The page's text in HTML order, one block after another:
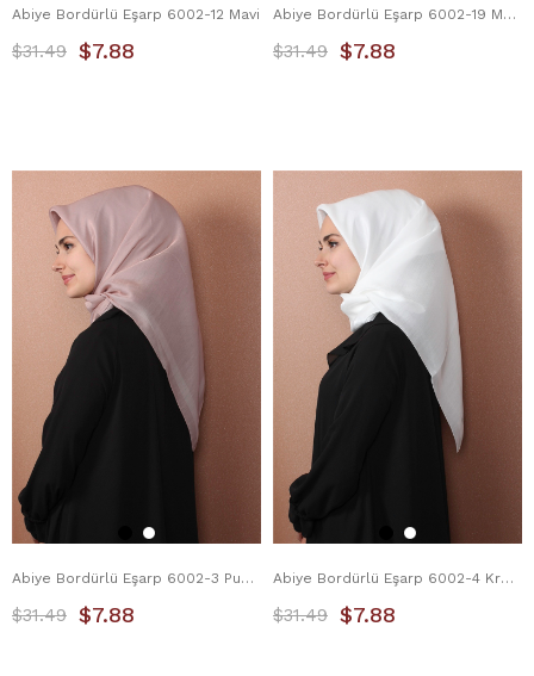
Abiye Bordürlü Eşarp 6002-12 Mavi
$7.88
$31.49
Abiye Bordürlü Eşarp 6002-19 Mürdüm
$7.88
$31.49
Abiye Bordürlü Eşarp 6002-3 Pudra
$7.88
$31.49
Abiye Bordürlü Eşarp 6002-4 Krem
$7.88
$31.49